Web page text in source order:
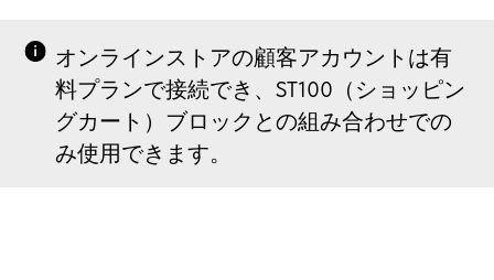
オンラインストアの顧客アカウントは有
料プランで接続でき、ST100（ショッピン
グカート）ブロックとの組み合わせでの
み使用できます。